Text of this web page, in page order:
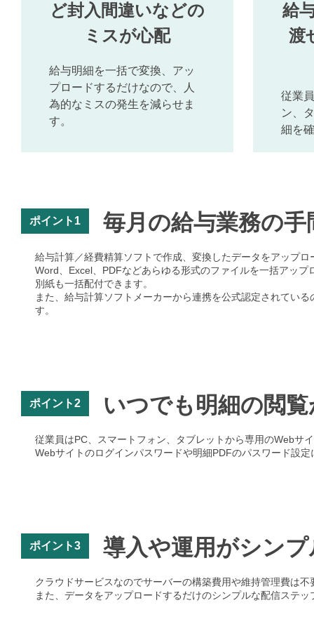
ど封入間違いなどの
ミスが心配
給与明細を一括で変換、アッ
プロードするだけなので、人
為的なミスの発生を減らせま
す。
給
渡
従業
ン、
細を
ポイント1 毎月の給与業務の
給与計算／経費精算ソフトで作成、変換したデータをアップ
Word、Excel、PDFなどあらゆる形式のファイルを一括アッ
別紙も一括配付できます。
また、給与計算ソフトメーカーから連携を公式認定されてい
す。
ポイント2 いつでも明細の閲
従業員はPC、スマートフォン、タブレットから専用のWebサ
Webサイトのログインパスワードや明細PDFのパスワード設
ポイント3 導入や運用がシン
クラウドサービスなのでサーバーの構築費用や維持管理費は不
また、データをアップロードするだけのシンプルな配信ステ